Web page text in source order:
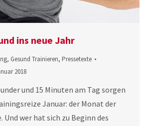
ins neue Jahr
, Gesund Trainieren, Pressetexte
2018
und 15 Minuten am Tag sorgen
Januar: der Monat der
Und wer hat sich zu Beginn des